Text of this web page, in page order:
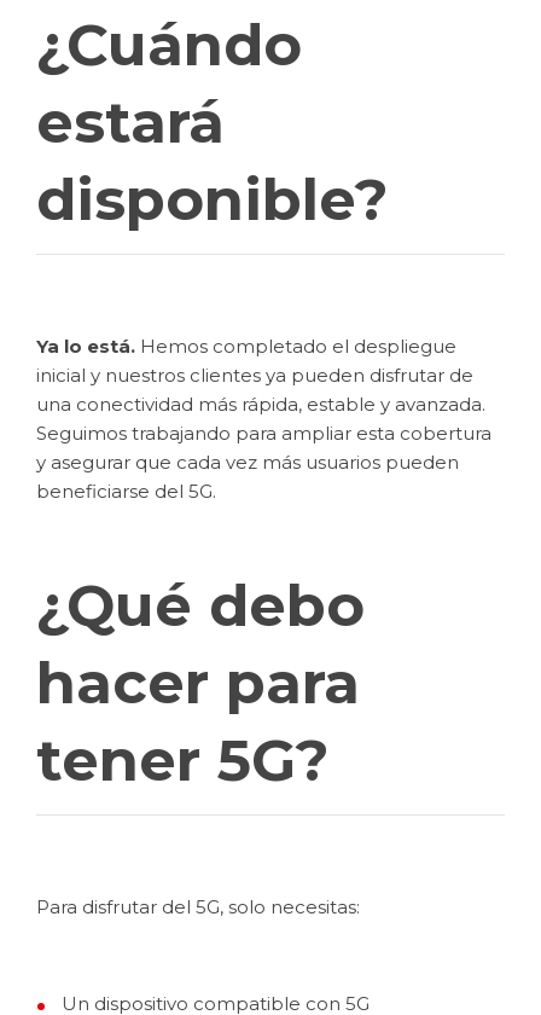
¿Cuándo
estará
disponible?
Ya lo está. Hemos completado el despliegue
inicial y nuestros clientes ya pueden disfrutar de
una conectividad más rápida, estable y avanzada.
Seguimos trabajando para ampliar esta cobertura
y asegurar que cada vez más usuarios pueden
beneficiarse del 5G.
¿Qué debo
hacer para
tener 5G?
Para disfrutar del 5G, solo necesitas:
Un dispositivo compatible con 5G